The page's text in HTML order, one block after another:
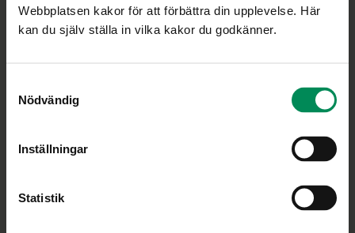
Webbplatsen kakor för att förbättra din upplevelse. Här
kan du själv ställa in vilka kakor du godkänner.
Nödvändig
Inställningar
Statistik
Personuppgiftspolicy
Bli medlem